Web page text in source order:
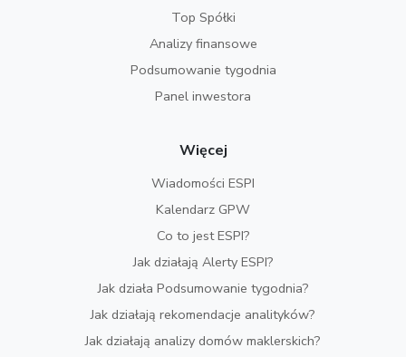
Top Spółki
Analizy finansowe
Podsumowanie tygodnia
Panel inwestora
Więcej
Wiadomości ESPI
Kalendarz GPW
Co to jest ESPI?
Jak działają Alerty ESPI?
Jak działa Podsumowanie tygodnia?
Jak działają rekomendacje analityków?
Jak działają analizy domów maklerskich?